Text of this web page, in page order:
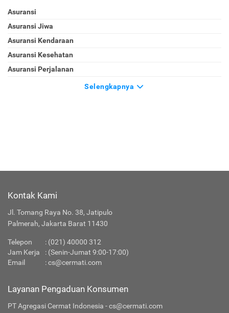
Asuransi
Asuransi Jiwa
Asuransi Kendaraan
Asuransi Kesehatan
Asuransi Perjalanan
Selengkapnya
Kontak Kami
Jl. Tomang Raya No. 38, Jatipulo
Palmerah, Jakarta Barat 11430
Telepon : (021) 40000 312
Jam Kerja
: (Senin-Jumat 9:00-17:00)
Email
:cs@cermati.com
Layanan Pengaduan Konsumen
PT Agregasi Cermat Indonesia - cs@cermati.com